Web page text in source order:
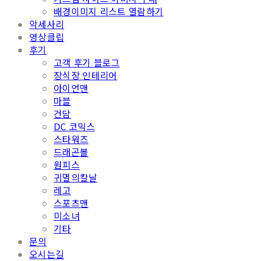
배경이미지 리스트 열람하기
악세사리
영상클립
후기
고객 후기 블로그
장식장 인테리어
아이언맨
마블
건담
DC 코믹스
스타워즈
드래곤볼
원피스
귀멸의칼날
레고
스포츠맨
미소녀
기타
문의
오시는길